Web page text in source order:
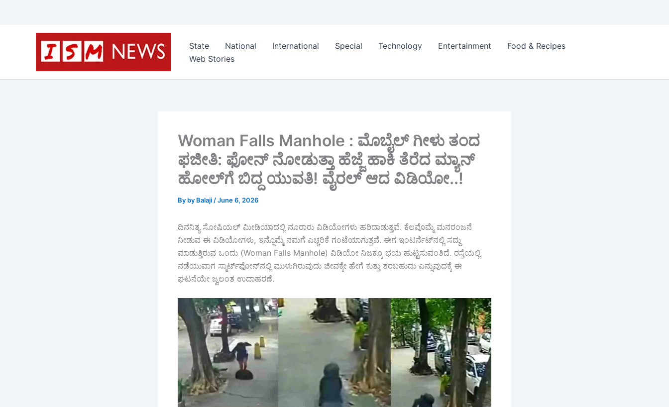
State National International Special Technology Entertainment
Food & Recipes
Web Stories
Woman Falls Manhole : ಮೊಬೈಲ್ ಗೀಳು ತಂದ
ಫಜೀತಿ: ಫೋನ್ ನೋಡುತ್ತಾ ಹೆಜ್ಜೆ ಹಾಕಿ ತೆರೆದ ಮ್ಯಾನ್‌
ಹೋಲ್‌ಗೆ ಬಿದ್ದ ಯುವತಿ! ವೈರಲ್ ಆದ ವಿಡಿಯೋ..!
By by Balaji /June 6, 2026
ದಿನನಿತ್ಯ ಸೋಷಿಯಲ್ ಮೀಡಿಯಾದಲ್ಲಿ ನೂರಾರು ವಿಡಿಯೋಗಳು ಹರಿದಾಡುತ್ತವೆ. ಕೆಲವೊಮ್ಮೆ ಮನರಂಜನೆ
ನೀಡುವ ಈ ವಿಡಿಯೋಗಳು, ಇನ್ನೊಮ್ಮೆ ನಮಗೆ ಎಚ್ಚರಿಕೆ ಗಂಟೆಯಾಗುತ್ತವೆ. ಈಗ ಇಂಟರ್ನೆಟ್‌ನಲ್ಲಿ ಸದ್ದು
ಮಾಡುತ್ತಿರುವ ಒಂದು (Woman Falls Manhole) ವಿಡಿಯೋ ನಿಜಕ್ಕೂ ಭಯ ಹುಟ್ಟಿಸುವಂತಿದೆ. ರಸ್ತೆಯಲ್ಲಿ
ನಡೆಯುವಾಗ ಸ್ಮಾರ್ಟ್‌ಫೋನ್‌ನಲ್ಲಿ ಮುಳುಗಿರುವುದು ಜೀವಕ್ಕೇ ಹೇಗೆ ಕುತ್ತು ತರಬಹುದು ಎನ್ನುವುದಕ್ಕೆ ಈ
ಘಟನೆಯೇ ಜ್ವಲಂತ ಉದಾಹರಣೆ.